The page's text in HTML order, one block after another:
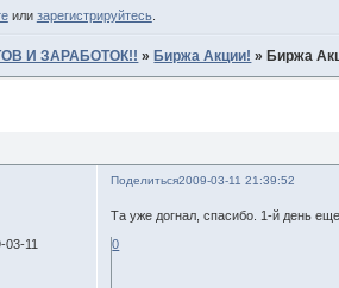
или зарегистрируйтесь.
И ЗАРАБОТОК!! » Биржа Акции! » Биржа
Поделиться2009-03-11 21:39:52
03-11
Та уже догнал, спасибо. 1-й день
0